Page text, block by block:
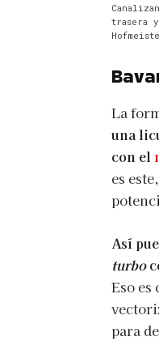
trasera
La
una
con el
es
Así
turbo
Eso es
para